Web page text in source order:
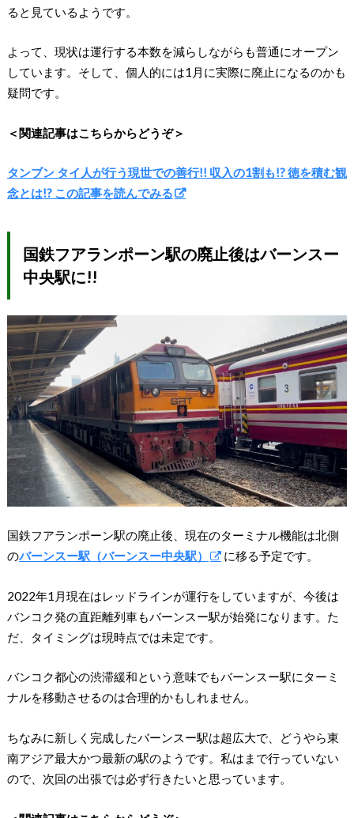
ると見ているようです。
よって、現状は運行する本数を減らしながらも普通にオープン
しています。そして、個人的には1月に実際に廃止になるのかも
疑問です。
＜関連記事はこちらからどうぞ＞
タンブン タイ人が行う現世での善行!! 収入の1割も!? 徳を積む観
念とは!? この記事を読んでみる
国鉄フアランポーン駅の廃止後はバーンスー
中央駅に!!
国鉄フアランポーン駅の廃止後、現在のターミナル機能は北側
のバーンスー駅（バーンスー中央駅） に移る予定です。
2022年1月現在はレッドラインが運行をしていますが、今後は
バンコク発の直距離列車もバーンスー駅が始発になります。た
だ、タイミングは現時点では未定です。
バンコク都心の渋滞緩和という意味でもバーンスー駅にターミ
ナルを移動させるのは合理的かもしれません。
ちなみに新しく完成したバーンスー駅は超広大で、どうやら東
南アジア最大かつ最新の駅のようです。私はまで行っていない
ので、次回の出張では必ず行きたいと思っています。